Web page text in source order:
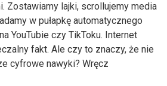
Zostawiamy lajki, scrollujemy media
w pułapkę automatycznego
YouTubie czy TikToku. Internet
fakt. Ale czy to znaczy, że nie
cyfrowe nawyki? Wręcz